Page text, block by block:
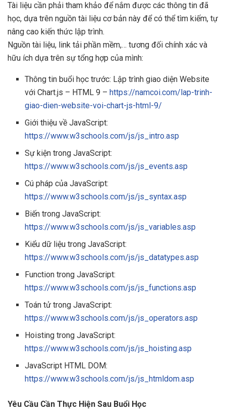
Tài liệu cần phải tham khảo để nắm được các thông tin đã
học, dựa trên nguồn tài liệu cơ bản này để có thể tìm kiếm, tự
nâng cao kiến thức lập trình.
Nguồn tài liệu, link tải phần mềm,… tương đối chính xác và
hữu ích dựa trên sự tổng hợp của mình:
Thông tin buổi học trước: Lập trình giao diện Website
với Chart.js – HTML 9 – https://namcoi.com/lap-trinh-
giao-dien-website-voi-chart-js-html-9/
Giới thiệu về JavaScript:
https://www.w3schools.com/js/js_intro.asp
Sự kiện trong JavaScript:
https://www.w3schools.com/js/js_events.asp
Cú pháp của JavaScript:
https://www.w3schools.com/js/js_syntax.asp
Biến trong JavaScript:
https://www.w3schools.com/js/js_variables.asp
Kiểu dữ liệu trong JavaScript:
https://www.w3schools.com/js/js_datatypes.asp
Function trong JavaScript:
https://www.w3schools.com/js/js_functions.asp
Toán tử trong JavaScript:
https://www.w3schools.com/js/js_operators.asp
Hoisting trong JavaScript:
https://www.w3schools.com/js/js_hoisting.asp
JavaScript HTML DOM:
https://www.w3schools.com/js/js_htmldom.asp
Yêu Cầu Cần Thực Hiện Sau Buổi Học